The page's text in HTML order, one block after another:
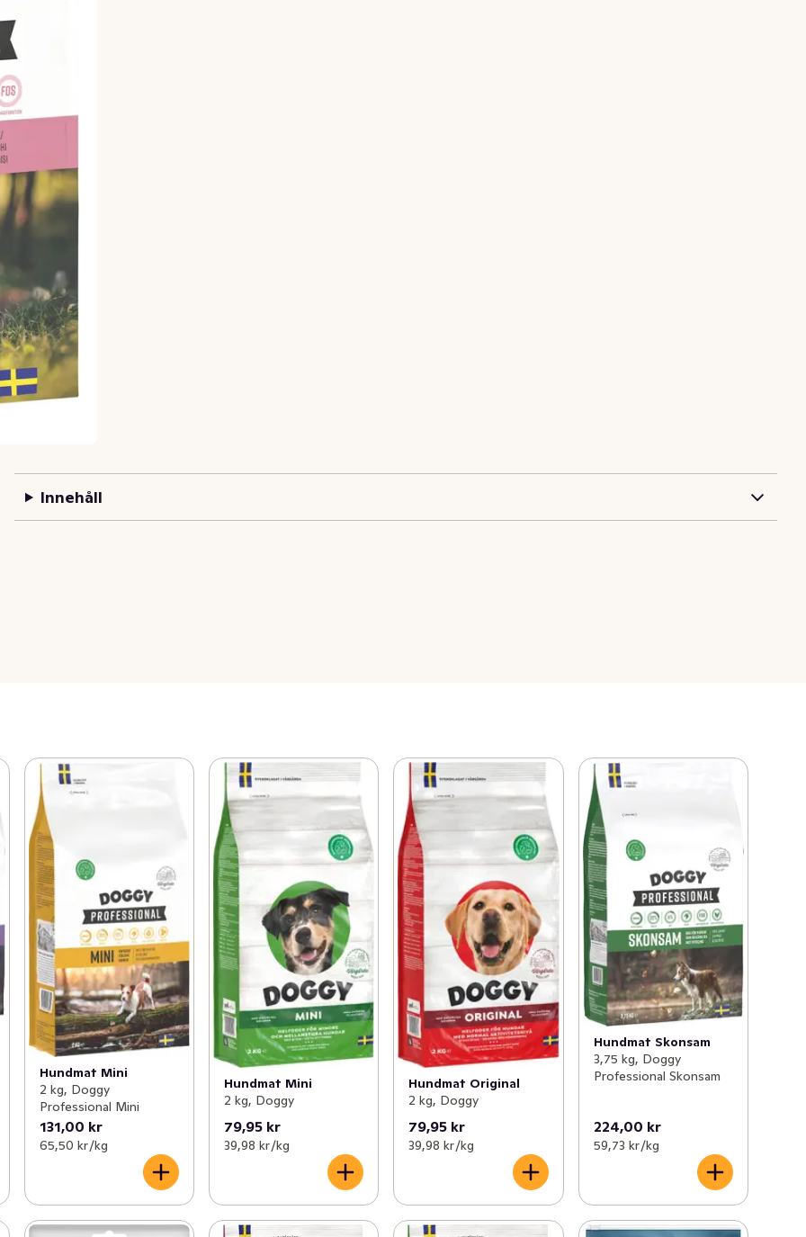
Innehåll
Hundmat Mini
2 kg, Doggy
Professional Mini
131,00 kr
65,50 kr /kg
Hundmat Mini
2 kg, Doggy
79,95 kr
39,98 kr /kg
Hundmat Original
2 kg, Doggy
79,95 kr
39,98 kr /kg
Hundmat Skonsam
3,75 kg, Doggy
Professional Skonsam
224,00 kr
59,73 kr /kg